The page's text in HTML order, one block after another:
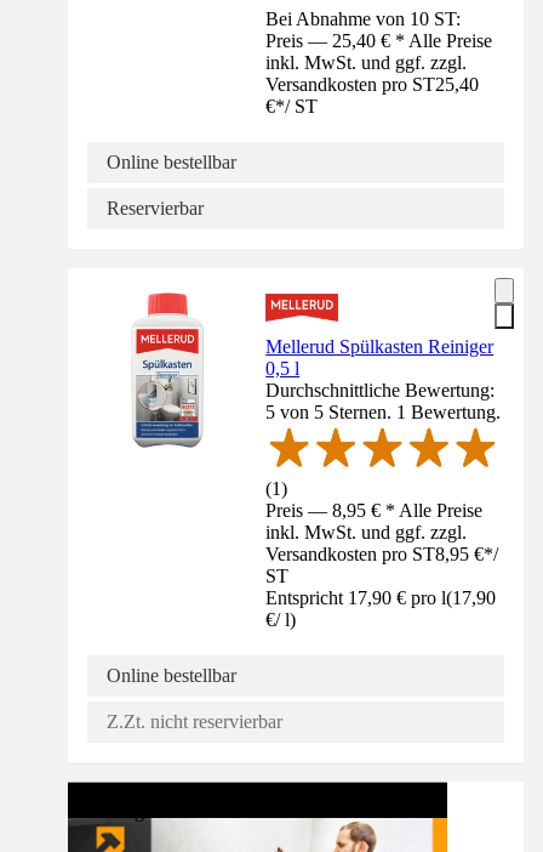
Bei Abnahme von 10 ST:
Preis — 25,40 € * Alle Preise
inkl. MwSt. und ggf. zzgl.
Versandkosten pro ST25,40
€*/ ST
Online bestellbar
Reservierbar
Mellerud Spülkasten Reiniger
0,5 l
Durchschnittliche Bewertung:
5 von 5 Sternen. 1 Bewertung.
(1)
Preis — 8,95 € * Alle Preise
inkl. MwSt. und ggf. zzgl.
Versandkosten pro ST8,95 €*/
ST
Entspricht 17,90 € pro l(17,90
€/ l)
Online bestellbar
Z.Zt. nicht reservierbar